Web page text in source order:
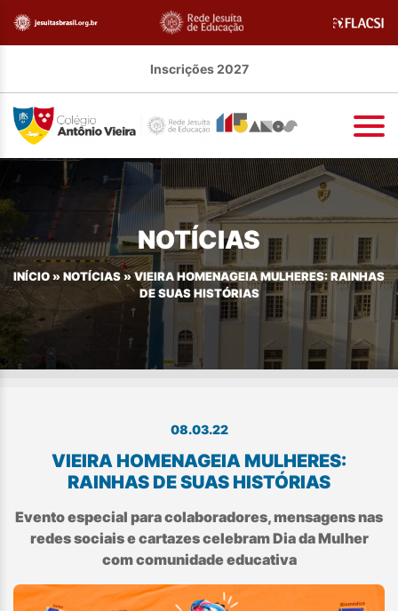
Inscrições 2027
NOTÍCIAS
INÍCIO » NOTÍCIAS »VIEIRA HOMENAGEIA MULHERES: RAINHAS
DE SUAS HISTÓRIAS
08.03.22
VIEIRA HOMENAGEIA MULHERES:
RAINHAS DE SUAS HISTÓRIAS
Evento especial para colaboradores, mensagens nas
redes sociais e cartazes celebram Dia da Mulher
com comunidade educativa